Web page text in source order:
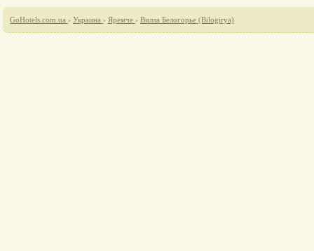
GoHotels.com.ua › Украина › Яремче › Вилла Белогорье (Bilogirya)